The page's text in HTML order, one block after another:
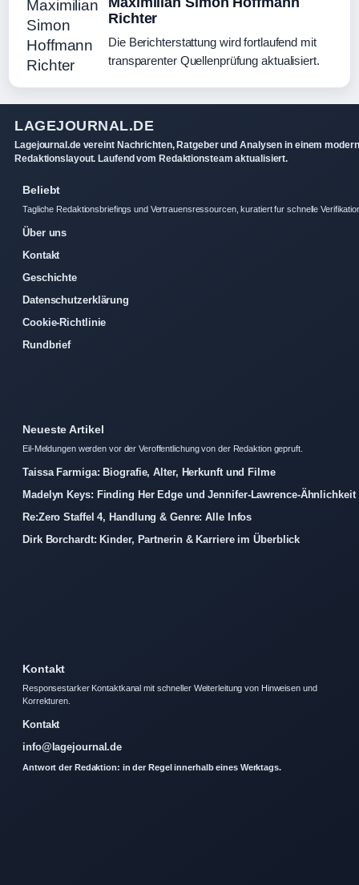
Richter
Die Berichterstattung wird fortlaufend mit
transparenter Quellenprüfung aktualisiert.
LAGEJOURNAL.DE
Lagejournal.de vereint Nachrichten, Ratgeber und Analysen in einem
Redaktionslayout. Laufend vom Redaktionsteam aktualisiert.
Beliebt
Tagliche Redaktionsbriefings und Vertrauensressourcen, kuratiert fur schnelle
Über uns
Kontakt
Geschichte
Datenschutzerklärung
Cookie-Richtlinie
Rundbrief
Neueste Artikel
Eil-Meldungen werden vor der Veroffentlichung von der Redaktion gepruft.
Taissa Farmiga: Biografie, Alter, Herkunft und Filme
Madelyn Keys: Finding Her Edge und Jennifer-Lawrence-Ähnlichkeit
Re:Zero Staffel 4, Handlung & Genre: Alle Infos
Dirk Borchardt: Kinder, Partnerin & Karriere im Überblick
Kontakt
Responsestarker Kontaktkanal mit schneller Weiterleitung von Hinweisen und
Korrekturen.
Kontakt
info@lagejournal.de
Antwort der Redaktion: in der Regel innerhalb eines Werktags.